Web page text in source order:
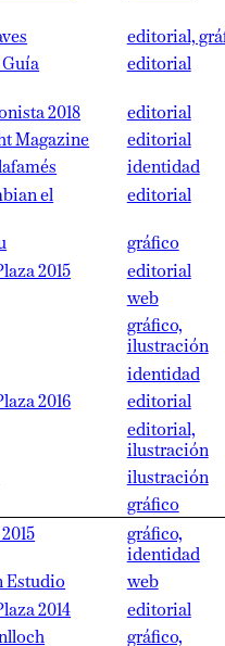
editorial,
Guía
editorial
2018
editorial
Magazine
editorial
identidad
el
editorial
gráfico
2015
editorial
web
gráfico,
ilustración
identidad
2016
editorial
editorial,
ilustración
ilustración
gráfico
gráfico,
identidad
Estudio
web
2014
editorial
gráfico,